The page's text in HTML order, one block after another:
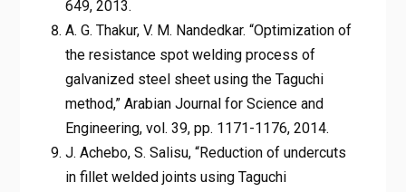
649, 2013.
A. G. Thakur, V. M. Nandedkar. “Optimization of
the resistance spot welding process of
galvanized steel sheet using the Taguchi
method,” Arabian Journal for Science and
Engineering, vol. 39, pp. 1171-1176, 2014.
J. Achebo, S. Salisu, “Reduction of undercuts
in fillet welded joints using Taguchi